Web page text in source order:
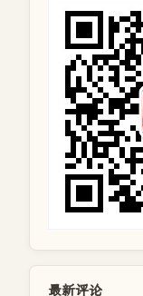
最新评论